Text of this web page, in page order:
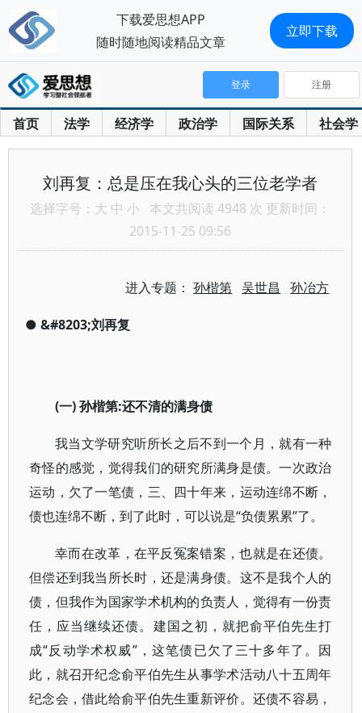
首页 法学 经济学 政治学 国际关系 社会学
登录 注册
刘再复：总是压在我心头的三位老学者
选择字号： 大 中 小 本文共阅读 4948 次 更新时间：
2015-11-25 09:56
进入专题：孙楷第 吴世昌 孙冶方
● &#8203;刘再复
(一) 孙楷第:还不清的满身债
我当文学研究听所长之后不到一个月，就有一种
奇怪的感觉，觉得我们的研究所满身是债。一次政治
运动，欠了一笔债，三、四十年来，运动连绵不断，
债也连绵不断，到了此时，可以说是“负债累累”了。
幸而在改革，在平反冤案错案，也就是在还债。
但偿还到我当所长时，还是满身债。这不是我个人的
债，但我作为国家学术机构的负责人，觉得有一份责
任，应当继续还债。建国之初，就把俞平伯先生打
成“反动学术权威”，这笔债已欠了三十多年了。因
此，就召开纪念俞平伯先生从事学术活动八十五周年
纪念会，借此给俞平伯先生重新评价。还债不容易，
下载爱思想APP
随时随地阅读精品文章
立即下载